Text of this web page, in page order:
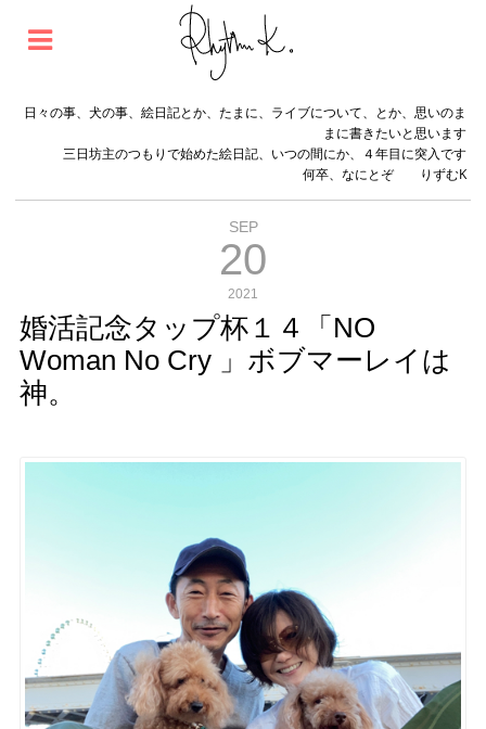
日々の事、犬の事、絵日記とか、たまに、ライブについて、とか、思いのま
まに書きたいと思います
三日坊主のつもりで始めた絵日記、いつの間にか、４年目に突入です
何卒、なにとぞ りずむK
SEP
20
2021
婚活記念タップ杯１４「NO
Woman No Cry 」ボブマーレイは
神。